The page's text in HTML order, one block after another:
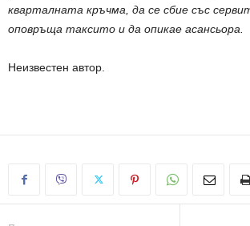
кварталната кръчма, да се сбие със
оповръща таксито и да опикае асансьора.
Неизвестен автор.